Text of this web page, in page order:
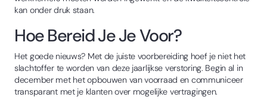
kan onder druk staan.
Hoe Bereid Je Je Voor?
Het goede nieuws? Met de juiste voorbereiding hoef je niet het
slachtoffer te worden van deze jaarlijkse verstoring. Begin al in
december met het opbouwen van voorraad en communiceer
transparant met je klanten over mogelijke vertragingen.